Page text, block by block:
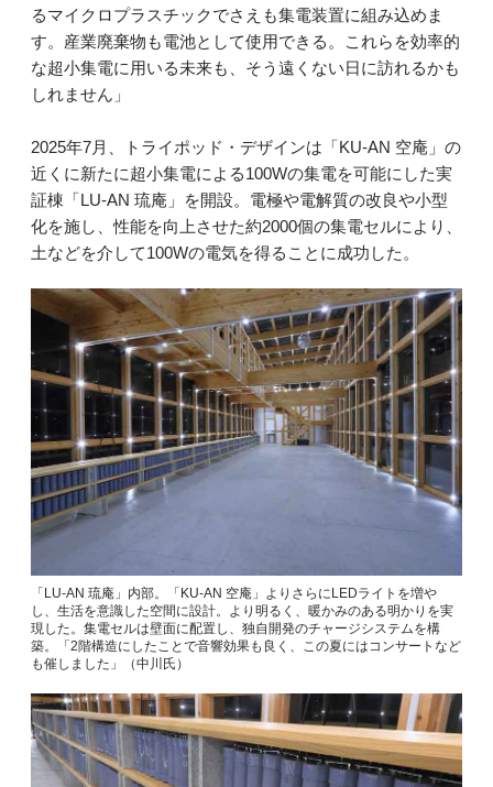
るマイクロプラスチックでさえも集電装置に組み込めま
す。産業廃棄物も電池として使用できる。これらを効率的
な超小集電に用いる未来も、そう遠くない日に訪れるかも
しれません」
2025年7月、トライポッド・デザインは「KU-AN 空庵」の
近くに新たに超小集電による100Wの集電を可能にした実
証棟「LU-AN 琉庵」を開設。電極や電解質の改良や小型
化を施し、性能を向上させた約2000個の集電セルにより、
土などを介して100Wの電気を得ることに成功した。
「LU-AN 琉庵」内部。「KU-AN 空庵」よりさらにLEDライトを増や
し、生活を意識した空間に設計。より明るく、暖かみのある明かりを実
現した。集電セルは壁面に配置し、独自開発のチャージシステムを構
築。「2階構造にしたことで音響効果も良く、この夏にはコンサートなど
も催しました」（中川氏）